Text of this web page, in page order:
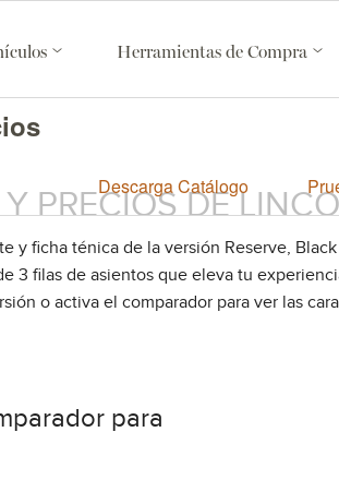
Herramientas de Compra
Descarga Catálogo
PRECIOS DE
y ficha ténica de la versión Reserve,
3 filas de asientos que eleva tu
o activa el comparador para ver las
para